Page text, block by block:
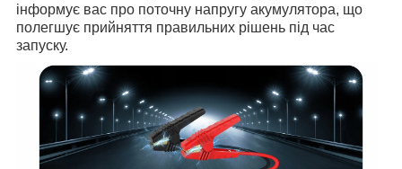
інформує вас про поточну напругу акумулятора, що
полегшує прийняття правильних рішень під час
запуску.